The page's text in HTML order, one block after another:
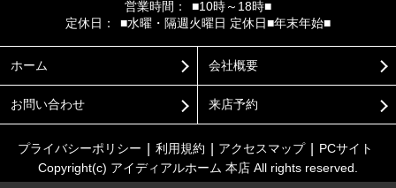
営業時間：
■10時～18時■
定休日：
■水曜・隔週火曜日 定休日■年末年始■
ホーム 会社概要
お問い合わせ 来店予約
プライバシーポリシー 利用規約 アクセスマップ
PCサイト
Copyright(c) アイディアルホーム 本店 All rights reserved.